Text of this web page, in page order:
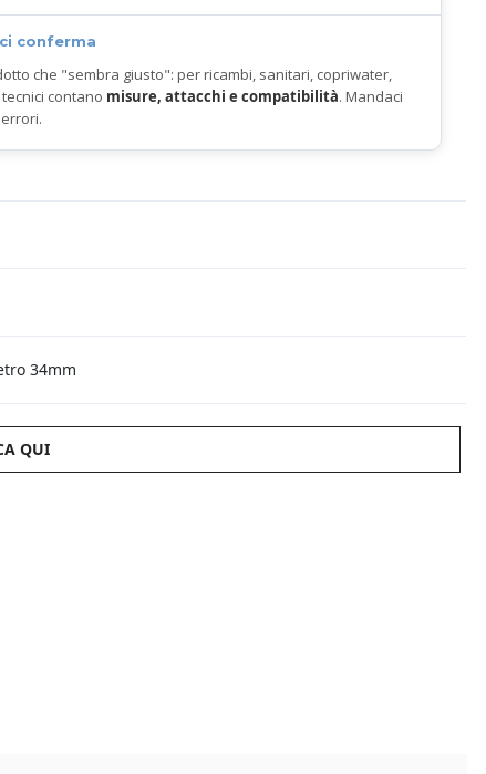
conferma
che "sembra giusto": per ricambi, sanitari, copriwater,
contano misure, attacchi e compatibilità. Mandaci
34mm
QUI